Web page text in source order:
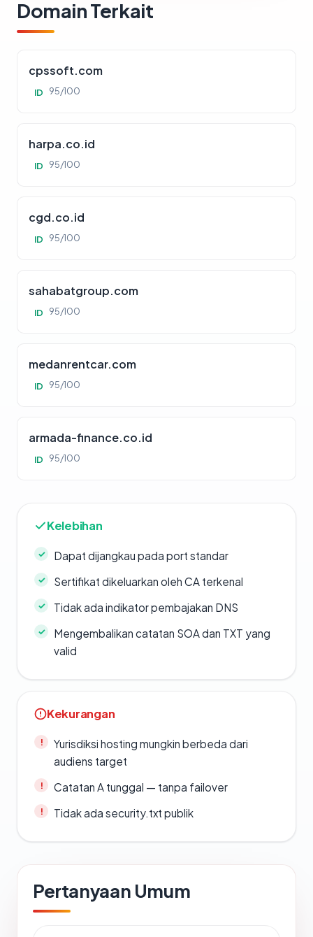
Domain Terkait
cpssoft.com
ID 95/100
harpa.co.id
ID 95/100
cgd.co.id
ID 95/100
sahabatgroup.com
ID 95/100
medanrentcar.com
ID 95/100
armada-finance.co.id
ID 95/100
Kelebihan
Dapat dijangkau pada port standar
Sertifikat dikeluarkan oleh CA terkenal
Tidak ada indikator pembajakan DNS
Mengembalikan catatan SOA dan TXT yang
valid
Kekurangan
Yurisdiksi hosting mungkin berbeda dari
audiens target
Catatan A tunggal — tanpa failover
Tidak ada security.txt publik
Pertanyaan Umum